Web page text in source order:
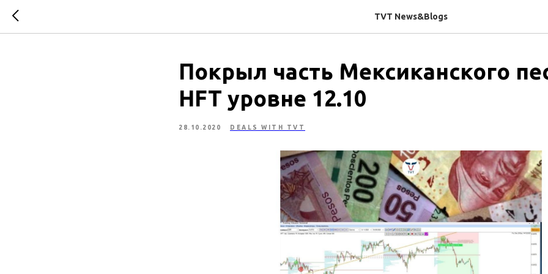
TVT News&Blogs
Покрыл часть Мексиканского
HFT уровне 12.10
28.10.2020 DEALS WITH TVT